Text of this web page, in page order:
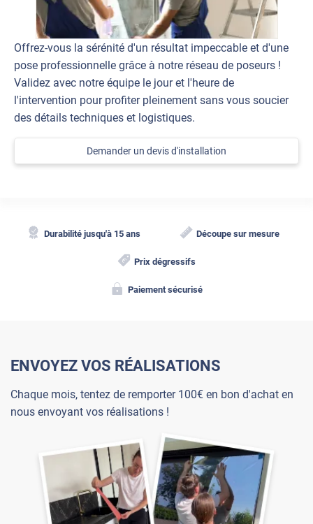
Offrez-vous la sérénité d'un résultat impeccable et d'une
pose professionnelle grâce à notre réseau de poseurs !
Validez avec notre équipe le jour et l'heure de
l'intervention pour profiter pleinement sans vous soucier
des détails techniques et logistiques.
Demander un devis d'installation
Durabilité jusqu'à 15 ans Découpe sur mesure
Prix dégressifs
Paiement sécurisé
ENVOYEZ VOS RÉALISATIONS
Chaque mois, tentez de remporter 100€ en bon d'achat en
nous envoyant vos réalisations !